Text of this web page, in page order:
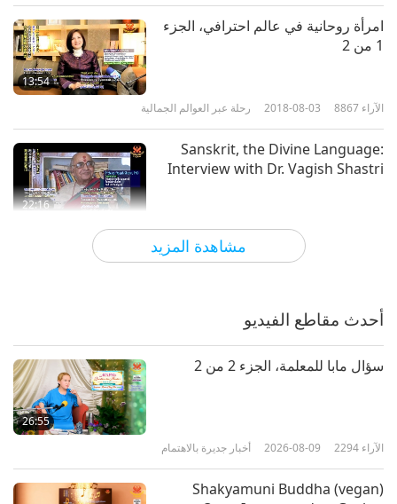
مشاهدة المزيد
13:54
امرأة روحانية في عالم احترافي، الجزء
1 من 2‏
رحلة عبر العوالم الجمالية 2018-08-03 8867 الآراء
22:16
Sanskrit, the Divine Language:
Interview with Dr. Vagish Shastri
رحلة عبر العوالم الجمالية 2018-07-27
أحدث مقاطع الفيديو
26:55
سؤال مابا للمعلمة، الجزء 2 من 2
أخبار جديرة بالاهتمام 2026-08-09 2294 الآراء
Shakyamuni Buddha (vegan)